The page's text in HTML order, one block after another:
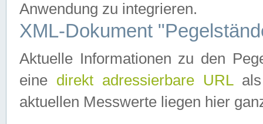
Anwendung zu integrieren.
XML-Dokument
Aktuelle Informationen zu den
eine direkt adressierbare URLals
aktuellen Messwerte liegen hier